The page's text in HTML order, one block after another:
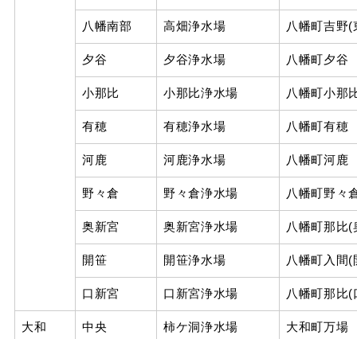
八幡南部 高畑浄水場 八幡町吉野(
夕谷 夕谷浄水場 八幡町夕谷
小那比 小那比浄水場 八幡町小那
有穂 有穂浄水場 八幡町有穂
河鹿 河鹿浄水場 八幡町河鹿
野々倉 野々倉浄水場 八幡町野々
奥新宮 奥新宮浄水場 八幡町那比(
開笹 開笹浄水場 八幡町入間(
口新宮 口新宮浄水場 八幡町那比(
大和 中央 柿ケ洞浄水場 大和町万場